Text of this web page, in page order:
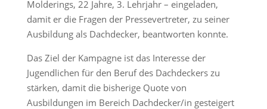
Molderings, 22 Jahre, 3. Lehrjahr – eingeladen,
damit er die Fragen der Pressevertreter, zu seiner
Ausbildung als Dachdecker, beantworten konnte.
Das Ziel der Kampagne ist das Interesse der
Jugendlichen für den Beruf des Dachdeckers zu
stärken, damit die bisherige Quote von
Ausbildungen im Bereich Dachdecker/in gesteigert